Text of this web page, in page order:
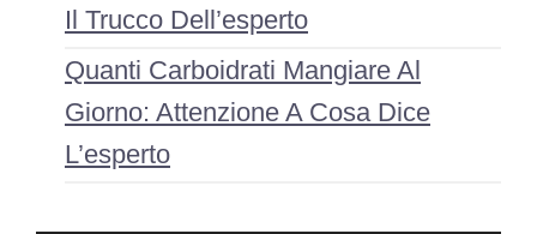
Il Trucco Dell’esperto
Quanti Carboidrati Mangiare Al
Giorno: Attenzione A Cosa Dice
L’esperto